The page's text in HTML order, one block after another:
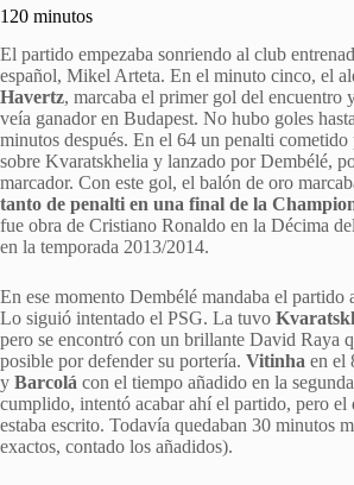
120 minutos
El partido empezaba sonriendo al club
español, Mikel Arteta. En el minuto cinco, el
Havertz, marcaba el primer gol del encuentro
veía ganador en Budapest. No hubo goles
minutos después. En el 64 un penalti
sobre Kvaratskhelia y lanzado por Dembélé,
marcador. Con este gol, el balón de oro
tanto de penalti en una final de la
fue obra de Cristiano Ronaldo en la Décima
en la temporada 2013/2014.
En ese momento Dembélé mandaba el partido
Lo siguió intentado el PSG. La tuvo
pero se encontró con un brillante David Raya
posible por defender su portería. Vitinha en el
y Barcolá con el tiempo añadido en la
cumplido, intentó acabar ahí el partido, pero el
estaba escrito. Todavía quedaban 30 minutos
exactos, contado los añadidos).